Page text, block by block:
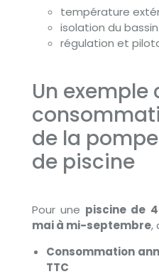
température
isolation du bassin
régulation et
Un
de la
de piscine
Pour une piscine de
mai à mi-septembre,
Consommation
TTC